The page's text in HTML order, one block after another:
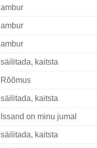
ambur
ambur
ambur
säilitada, kaitsta
Rõõmus
säilitada, kaitsta
Issand on minu jumal
säilitada, kaitsta